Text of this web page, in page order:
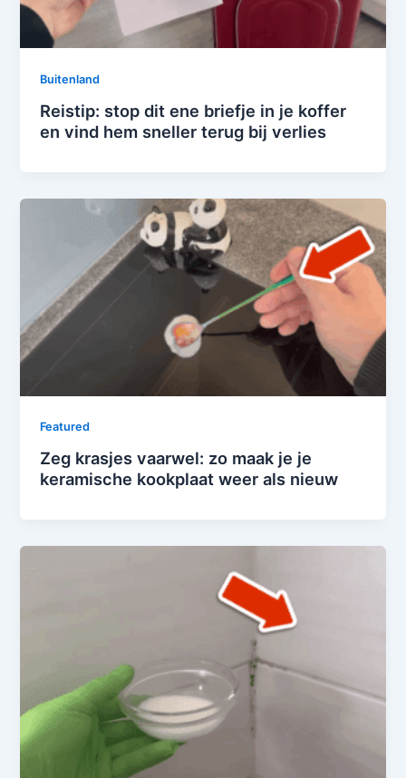
Buitenland
Reistip: stop dit ene briefje in je koffer
en vind hem sneller terug bij verlies
Featured
Zeg krasjes vaarwel: zo maak je je
keramische kookplaat weer als nieuw